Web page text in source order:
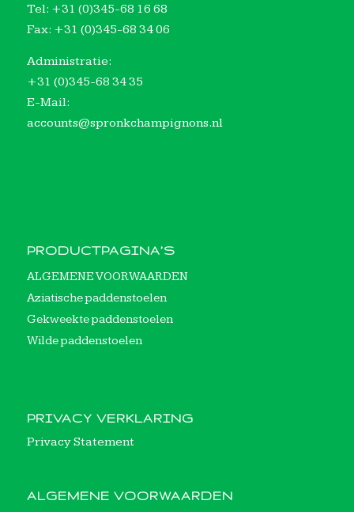
Tel: +31 (0)345-68 16 68
Fax: +31 (0)345-68 34 06
Administratie:
+31 (0)345-68 34 35
E-Mail:
accounts@spronkchampignons.nl
PRODUCTPAGINA’S
ALGEMENE VOORWAARDEN
Aziatische paddenstoelen
Gekweekte paddenstoelen
Wilde paddenstoelen
PRIVACY VERKLARING
Privacy Statement
ALGEMENE VOORWAARDEN